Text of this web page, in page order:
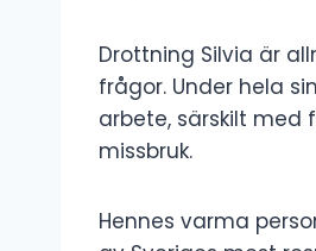
Drottning Silvia är
frågor. Under hela
arbete, särskilt med
missbruk.
Hennes varma